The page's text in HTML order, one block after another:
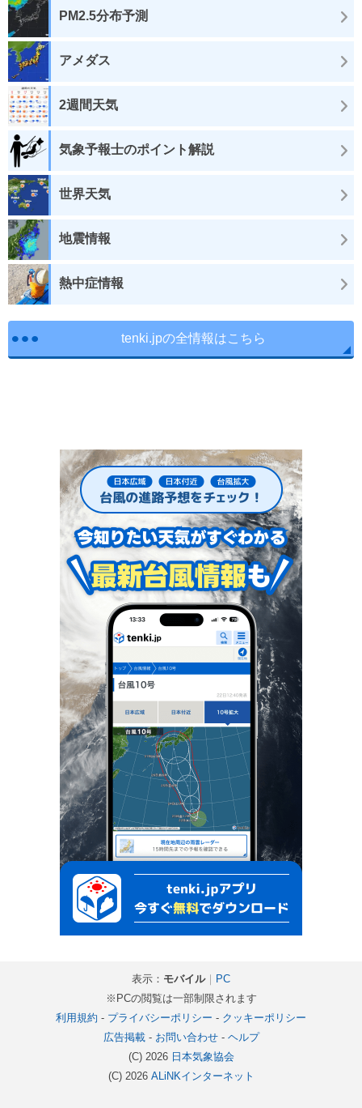
PM2.5分布予測
アメダス
2週間天気
気象予報士のポイント解説
世界天気
地震情報
熱中症情報
tenki.jpの全情報はこちら
表示： モバイル｜ PC
※PCの閲覧は一部制限されます
利用規約 - プライバシーポリシー - クッキーポリシー
広告掲載- お問い合わせ- ヘルプ
(C) 2026 日本気象協会
(C) 2026 ALiNKインターネット